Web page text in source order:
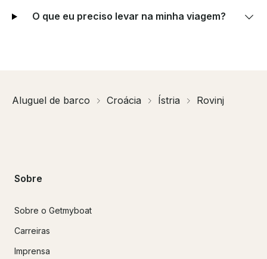
O que eu preciso levar na minha viagem?
Aluguel de barco Croácia Ístria Rovinj
Sobre
Sobre o Getmyboat
Carreiras
Imprensa